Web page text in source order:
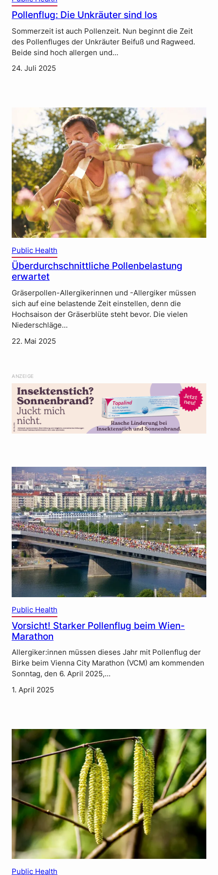
Pollenflug: Die Unkräuter sind los
Sommerzeit ist auch Pollenzeit. Nun beginnt die Zeit
des Pollenfluges der Unkräuter Beifuß und Ragweed.
Beide sind hoch allergen und…
24. Juli 2025
Public Health
Überdurchschnittliche Pollenbelastung
erwartet
Gräserpollen-Allergikerinnen und -Allergiker müssen
sich auf eine belastende Zeit einstellen, denn die
Hochsaison der Gräserblüte steht bevor. Die vielen
Niederschläge…
22. Mai 2025
ANZEIGE
Public Health
Vorsicht! Starker Pollenflug beim Wien-
Marathon
Allergiker:innen müssen dieses Jahr mit Pollenflug der
Birke beim Vienna City Marathon (VCM) am kommenden
Sonntag, den 6. April 2025,…
1. April 2025
Public Health